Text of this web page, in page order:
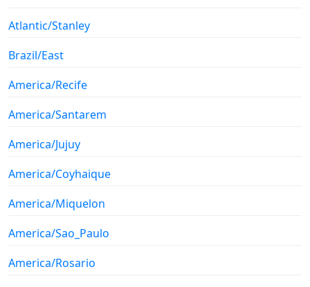
Atlantic/Stanley
Brazil/East
America/Recife
America/Santarem
America/Jujuy
America/Coyhaique
America/Miquelon
America/Sao_Paulo
America/Rosario